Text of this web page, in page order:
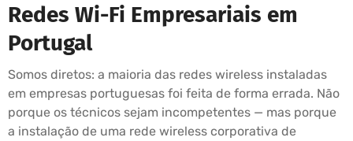
Redes Wi-Fi Empresariais em
Portugal
Somos diretos: a maioria das redes wireless instaladas
em empresas portuguesas foi feita de forma errada. Não
porque os técnicos sejam incompetentes — mas porque
a instalação de uma rede wireless corporativa de